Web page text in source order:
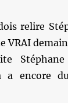
relire
VRAI
Stéphane
a encore